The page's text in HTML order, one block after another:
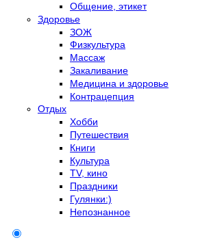
Общение, этикет
Здоровье
ЗОЖ
Физкультура
Массаж
Закаливание
Медицина и здоровье
Контрацепция
Отдых
Хобби
Путешествия
Книги
Культура
TV, кино
Праздники
Гулянки:)
Непознанное